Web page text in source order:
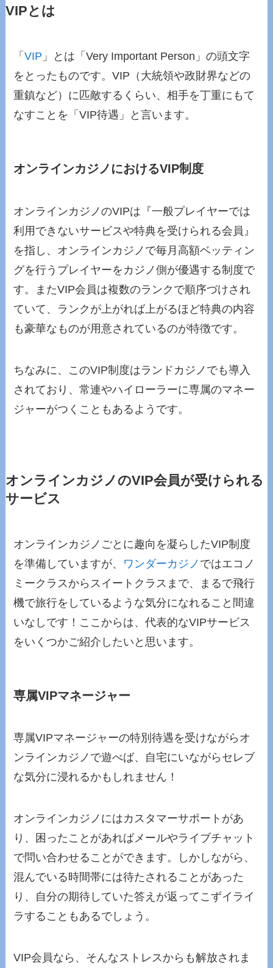
VIPとは
「VIP 」とは「Very Important Person」の頭文字
をとったものです。VIP（大統領や政財界などの
重鎮など）に匹敵するくらい、相手を丁重にもて
なすことを「VIP待遇」と言います。
オンラインカジノにおけるVIP制度
オンラインカジノのVIPは『一般プレイヤーでは
利用できないサービスや特典を受けられる会員』
を指し、オンラインカジノで毎月高額ベッティン
グを行うプレイヤーをカジノ側が優遇する制度で
す。またVIP会員は複数のランクで順序づけされ
ていて、ランクが上がれば上がるほど特典の内容
も豪華なものが用意されているのが特徴です。
ちなみに、このVIP制度はランドカジノでも導入
されており、常連やハイローラーに専属のマネー
ジャーがつくこともあるようです。
オンラインカジノのVIP会員が受けられる
サービス
オンラインカジノごとに趣向を凝らしたVIP制度
を準備していますが、 ワンダーカジノ ではエコノ
ミークラスからスイートクラスまで、まるで飛行
機で旅行をしているような気分になれること間違
いなしです！ここからは、代表的なVIPサービス
をいくつかご紹介したいと思います。
専属VIPマネージャー
専属VIPマネージャーの特別待遇を受けながらオ
ンラインカジノで遊べば、自宅にいながらセレブ
な気分に浸れるかもしれません！
オンラインカジノにはカスタマーサポートがあ
り、困ったことがあればメールやライブチャット
で問い合わせることができます。しかしながら、
混んでいる時間帯には待たされることがあった
り、自分の期待していた答えが返ってこずイライ
ラすることもあるでしょう。
VIP会員なら、そんなストレスからも解放されま